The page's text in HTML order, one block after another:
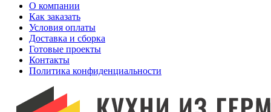
O компании
Как заказать
Условия оплаты
Доставка и сборка
Готовые проекты
Контакты
Политика конфиденциальности